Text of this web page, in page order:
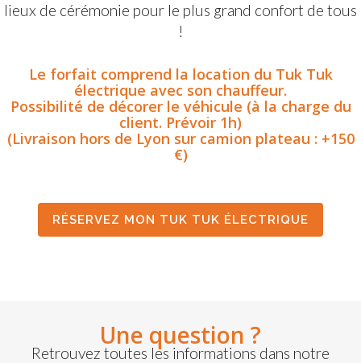
lieux de cérémonie pour le plus grand confort de tous
!
Le forfait comprend la location du Tuk Tuk
électrique avec son chauffeur.
Possibilité de décorer le véhicule (à la charge du
client. Prévoir 1h)
(Livraison hors de Lyon sur camion plateau : +150
€)
RÉSERVEZ MON TUK TUK ÉLECTRIQUE
Une question ?
Retrouvez toutes les informations dans notre